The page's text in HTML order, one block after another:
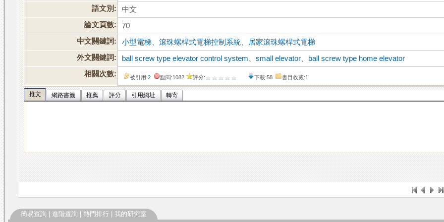
語文別:
中文
論文頁數:
70
中文關鍵詞:
小型電梯 、滾珠螺桿式電梯控制系統
居家滾珠螺桿式電梯
外文關鍵詞:
ball screw type elevator control system 、small elevator
ball screw type home elevator
相關次數:
被引用:2 點閱:1082 評分: 下載:58 書目收藏:1
推文 網路書籤 推薦 評分 引用網址 轉寄
簡易查詢 進階查詢 熱門排行 我的研究室